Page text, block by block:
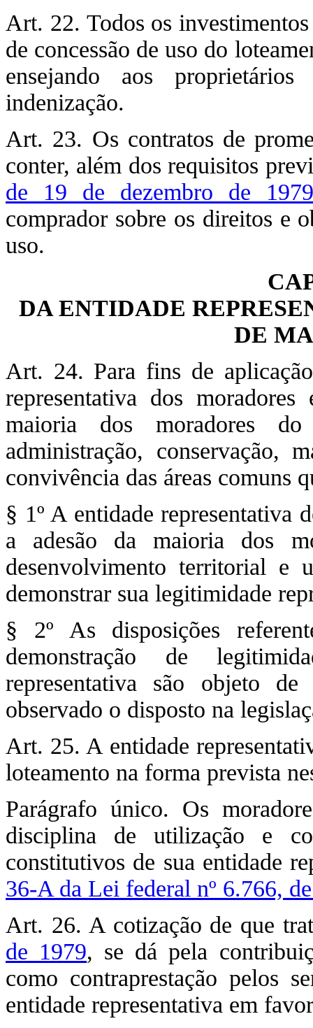
Art. 22. Todos os
de concessão de uso do
ensejando aos
indenização.
Art. 23. Os contratos de
conter, além dos requisitos
de 19 de dezembro de 1979
comprador sobre os direitos e
uso.
DA ENTIDADE
DE
Art. 24. Para fins de
representativa dos
maioria dos moradores
administração, conservação,
convivência das áreas comuns
§ 1º A entidade representativa
a adesão da maioria dos
desenvolvimento territorial
demonstrar sua legitimidade
§ 2º As disposições
demonstração de
representativa são objeto
observado o disposto na
Art. 25. A entidade
loteamento na forma prevista
Parágrafo único. Os
disciplina de utilização e
constitutivos de sua entidade
36-A da Lei federal nº 6.766,
Art. 26. A cotização de que
de 1979, se dá pela
como contraprestação pelos
entidade representativa em